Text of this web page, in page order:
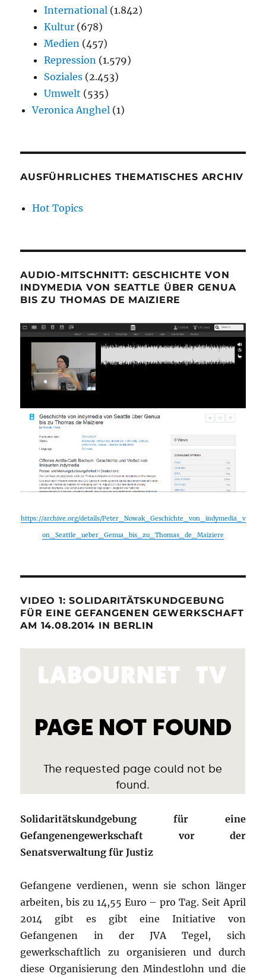
International (1.842)
Kultur (678)
Medien (457)
Repression (1.579)
Soziales (2.453)
Umwelt (535)
Veronica Anghel (1)
AUSFÜHRLICHES THEMATISCHES ARCHIV
Hot Topics
AUDIO-MITSCHNITT: GESCHICHTE VON
INDYMEDIA VON SEATTLE ÜBER GENUA
BIS ZU THOMAS DE MAIZIERE
https://archive.org/details/Peter_Nowak_Geschichte_von_indymedia_v
on_Seattle_ueber_Genua_bis_zu_Thomas_de_Maiziere
VIDEO 1: SOLIDARITÄTSKUNDGEBUNG
FÜR EINE GEFANGENEN GEWERKSCHAFT
AM 14.08.2014 IN BERLIN
Solidaritätskundgebung für eine
Gefangenengewerkschaft vor der
Senatsverwaltung für Justiz
Gefangene verdienen, wenn sie schon länger
arbeiten, bis zu 14,55 Euro – pro Tag. Seit April
2014 gibt es gibt eine Initiative von
Gefangenen in der JVA Tegel, sich
gewerkschaftlich zu organisieren und durch
diese Organisierung den Mindestlohn und die